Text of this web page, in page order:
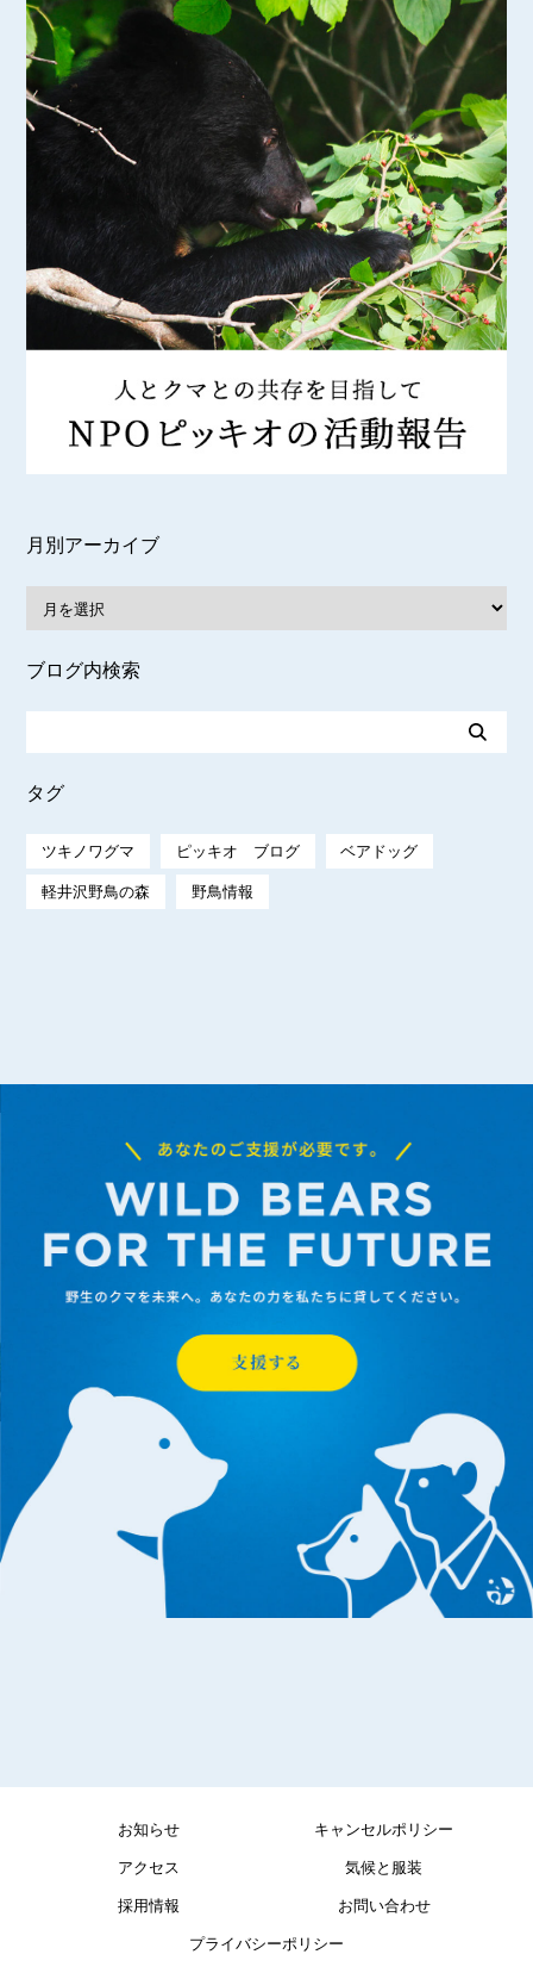
月別アーカイブ
ブログ内検索
タグ
ツキノワグマ ピッキオ ブログ ベアドッグ
軽井沢野鳥の森 野鳥情報
お知らせ キャンセルポリシー
アクセス 気候と服装
採用情報 お問い合わせ
プライバシーポリシー